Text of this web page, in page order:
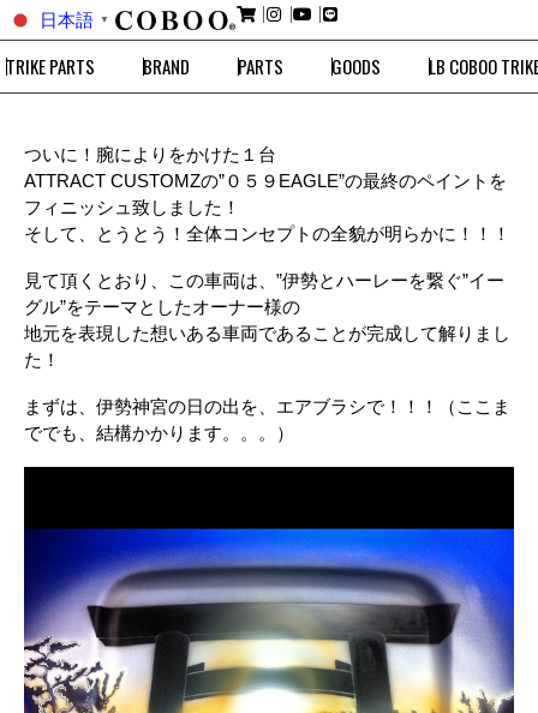
日本語 ▼
TRIKE PARTS BRAND PARTS GOODS LB COBOO
ついに！腕によりをかけた１台
ATTRACT CUSTOMZの”０５９EAGLE”の最終のペイントを
フィニッシュ致しました！
そして、とうとう！全体コンセプトの全貌が明らかに！！！
見て頂くとおり、この車両は、”伊勢とハーレーを繋ぐ”イー
グル”をテーマとしたオーナー様の
地元を表現した想いある車両であることが完成して解りまし
た！
まずは、伊勢神宮の日の出を、エアブラシで！！！（ここま
ででも、結構かかります。。。）